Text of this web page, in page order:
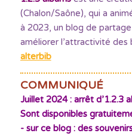
(Chalon/Saône), qui a
à 2023, un blog de
améliorer l’attractivité des
alterbib
COMMUNIQUÉ
Juillet 2024 : arrêt d’1.2.3
Sont disponibles
- sur ce blog : des